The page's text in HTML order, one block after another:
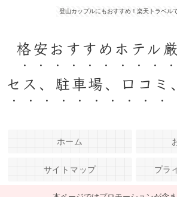
登山カップルにもおすすめ！楽天トラベル
格安おすすめホテル
セス、駐車場、口コミ
ホーム
サイトマップ プラ